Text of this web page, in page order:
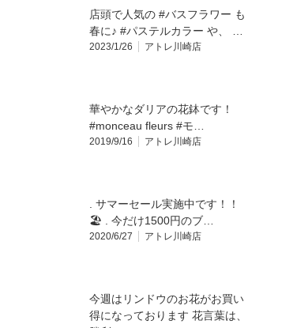
店頭で人気の #バスフラワー も
春に♪ #パステルカラー や、 …
2023/1/26 アトレ川崎店
華やかなダリアの花鉢です！
#monceau fleurs #モ…
2019/9/16 アトレ川崎店
. サマーセール実施中です！！
🏖 . 今だけ1500円のブ…
2020/6/27 アトレ川崎店
今週はリンドウのお花がお買い
得になっております 花言葉は、